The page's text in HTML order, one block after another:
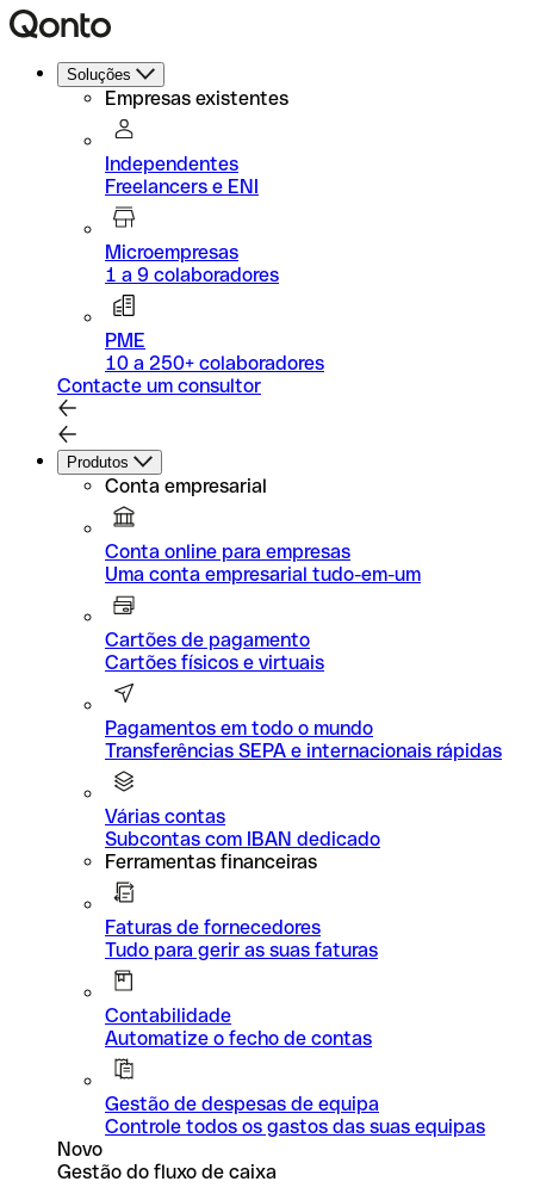
Soluções
Empresas existentes
Independentes
Freelancers e ENI
Microempresas
1 a 9 colaboradores
PME
10 a 250+ colaboradores
Contacte um consultor
Produtos
Conta empresarial
Conta online para empresas
Uma conta empresarial tudo-em-um
Cartões de pagamento
Cartões físicos e virtuais
Pagamentos em todo o mundo
Transferências SEPA e internacionais rápidas
Várias contas
Subcontas com IBAN dedicado
Ferramentas financeiras
Faturas de fornecedores
Tudo para gerir as suas faturas
Contabilidade
Automatize o fecho de contas
Gestão de despesas de equipa
Controle todos os gastos das suas equipas
Novo
Gestão do fluxo de caixa